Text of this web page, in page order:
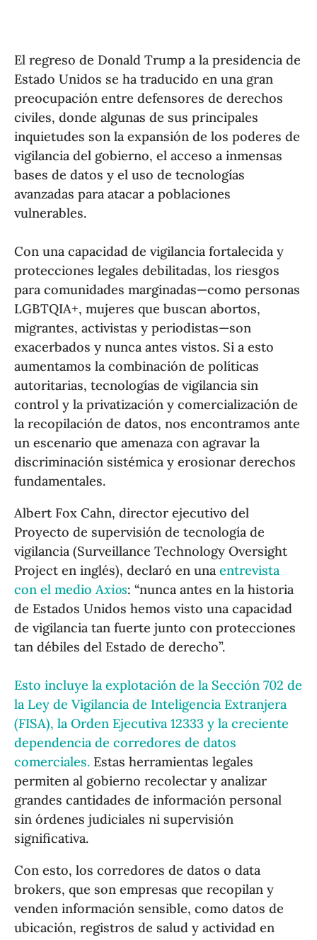
El regreso de Donald Trump a la presidencia de
Estado Unidos se ha traducido en una gran
preocupación entre defensores de derechos
civiles, donde algunas de sus principales
inquietudes son la expansión de los poderes de
vigilancia del gobierno, el acceso a inmensas
bases de datos y el uso de tecnologías
avanzadas para atacar a poblaciones
vulnerables.
Con una capacidad de vigilancia fortalecida y
protecciones legales debilitadas, los riesgos
para comunidades marginadas—como personas
LGBTQIA+, mujeres que buscan abortos,
migrantes, activistas y periodistas—son
exacerbados y nunca antes vistos. Si a esto
aumentamos la combinación de políticas
autoritarias, tecnologías de vigilancia sin
control y la privatización y comercialización de
la recopilación de datos, nos encontramos ante
un escenario que amenaza con agravar la
discriminación sistémica y erosionar derechos
fundamentales.
Albert Fox Cahn, director ejecutivo del
Proyecto de supervisión de tecnología de
vigilancia (Surveillance Technology Oversight
Project en inglés), declaró en unaentrevista
con el medioAxios: “nunca antes en la historia
de Estados Unidos hemos visto una capacidad
de vigilancia tan fuerte junto con protecciones
tan débiles del Estado de derecho”.
Esto incluye la explotación de la Sección 702 de
la Ley de Vigilancia de Inteligencia Extranjera
(FISA), la Orden Ejecutiva 12333 y la creciente
dependencia de corredores de datos
comerciales. Estas herramientas legales
permiten al gobierno recolectar y analizar
grandes cantidades de información personal
sin órdenes judiciales ni supervisión
significativa.
Con esto, los corredores de datos o data
brokers, que son empresas que recopilan y
venden información sensible, como datos de
ubicación, registros de salud y actividad en